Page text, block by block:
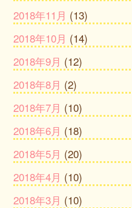
2018年11月 (13)
2018年10月 (14)
2018年9月 (12)
2018年8月 (2)
2018年7月 (10)
2018年6月 (18)
2018年5月 (20)
2018年4月 (10)
2018年3月 (10)